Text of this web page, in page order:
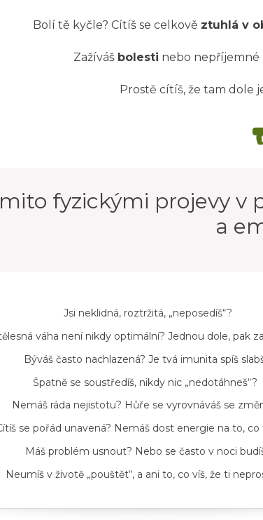
Bolí tě kyčle? Cítíš se celkově ztuhlá v
Zažíváš bolesti nebo nepříjemné
Prostě cítíš, že tam dole
fyzickými projevy v
a
Jsi neklidná, roztržitá, „neposedíš“?
váha není nikdy optimální? Jednou dole, pak
Býváš často nachlazená? Je tvá imunita spíš
Špatně se soustředíš, nikdy nic „nedotáhneš“?
Nemáš ráda nejistotu? Hůře se vyrovnáváš se
se pořád unavená? Nemáš dost energie na to, co
Máš problém usnout? Nebo se často v noci
Neumíš v životě „pouštět“, a ani to, co víš, že ti